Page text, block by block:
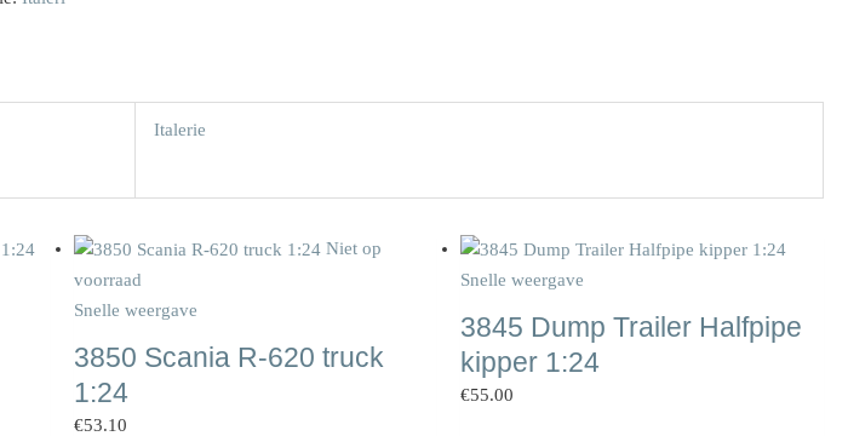
Italerie
Niet op
voorraad
Snelle weergave
3850 Scania R-620 truck
1:24
€53.10
Snelle weergave
3845 Dump Trailer Halfpipe
kipper 1:24
€55.00